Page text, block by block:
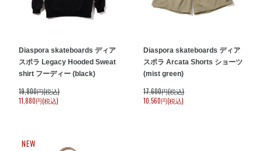
Diaspora skateboards ディア
スポラ Legacy Hooded Sweat
shirt フーディー (black)
19,800円(税込)
11,880円(税込)
Diaspora skateboards ディア
スポラ Arcata Shorts ショーツ
(mist green)
17,600円(税込)
10,560円(税込)
NEW